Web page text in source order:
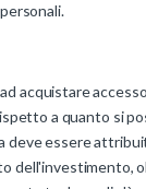
acquistare
a quanto si
deve essere
dell'investimento,